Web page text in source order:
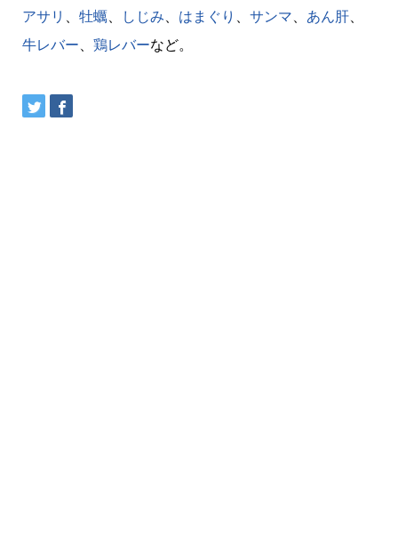
アサリ 、 牡蠣、 しじみ、 はまぐり 、 サンマ、 あん肝、
牛レバー、 鶏レバーなど。